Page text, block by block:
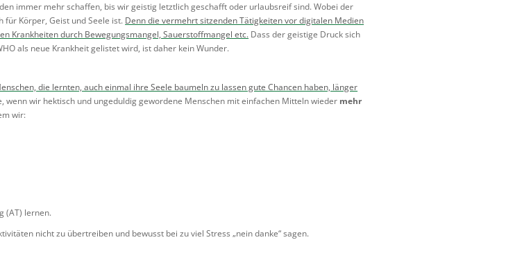
immer mehr schaffen, bis wir geistig letztlich geschafft oder urlaubsreif sind. Wobei der
Körper, Geist und Seele ist. Denn die vermehrt sitzenden Tätigkeiten vor digitalen Medien
Krankheiten durch Bewegungsmangel, Sauerstoffmangel etc. Dass der geistige Druck sich
als neue Krankheit gelistet wird, ist daher kein Wunder.
die lernten, auch einmal ihre Seele baumeln zu lassen gute Chancen haben, länger
wenn wir hektisch und ungeduldig gewordene Menschen mit einfachen Mitteln wieder mehr
wir:
(AT) lernen.
nicht zu übertreiben und bewusst bei zu viel Stress „nein danke“ sagen.